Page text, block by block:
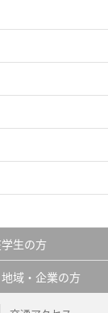
生の方
地域・企業の方